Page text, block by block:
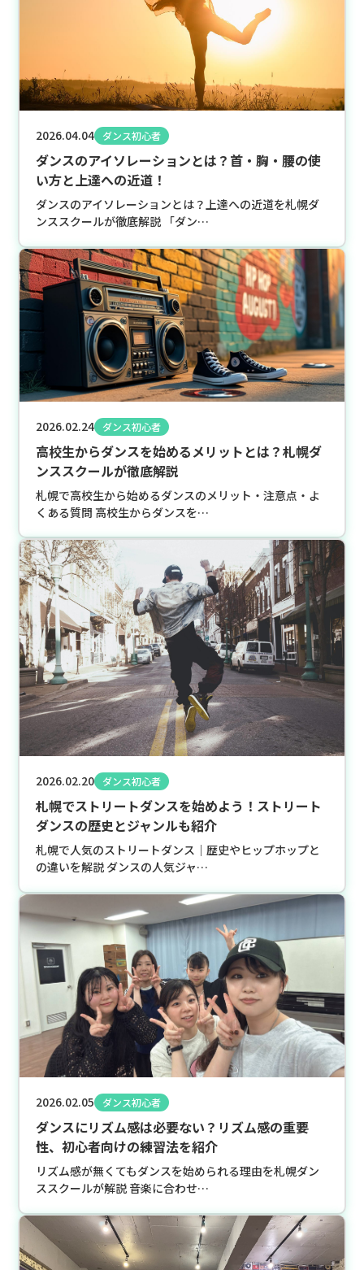
2026.04.04 ダンス初心者
ダンスのアイソレーションとは？首・胸・腰の使
い方と上達への近道！
ダンスのアイソレーションとは？上達への近道を札幌ダ
ンススクールが徹底解説 「ダン…
2026.02.24 ダンス初心者
高校生からダンスを始めるメリットとは？札幌ダ
ンススクールが徹底解説
札幌で高校生から始めるダンスのメリット・注意点・よ
くある質問 高校生からダンスを…
2026.02.20 ダンス初心者
札幌でストリートダンスを始めよう！ストリート
ダンスの歴史とジャンルも紹介
札幌で人気のストリートダンス｜歴史やヒップホップと
の違いを解説 ダンスの人気ジャ…
2026.02.05 ダンス初心者
ダンスにリズム感は必要ない？リズム感の重要
性、初心者向けの練習法を紹介
リズム感が無くてもダンスを始められる理由を札幌ダン
ススクールが解説 音楽に合わせ…